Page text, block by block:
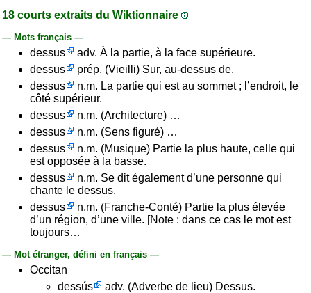
18 courts extraits du Wiktionnaire
— Mots français —
dessus
adv. À la partie, à la face supérieure.
dessus
prép. (Vieilli) Sur, au-dessus de.
dessus
n.m. La partie qui est au sommet ; l’endroit, le
côté supérieur.
dessus
n.m. (Architecture) …
dessus
n.m. (Sens figuré) …
dessus
n.m. (Musique) Partie la plus haute, celle qui
est opposée à la basse.
dessus
n.m. Se dit également d’une personne qui
chante le dessus.
dessus
n.m. (Franche-Conté) Partie la plus élevée
d’un région, d’une ville. [Note : dans ce cas le mot est
toujours…
— Mot étranger, défini en français —
Occitan
dessús
adv. (Adverbe de lieu) Dessus.